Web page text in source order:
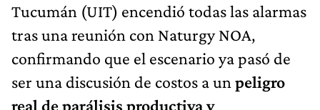
Tucumán (UIT) encendió todas las alarmas
tras una reunión con Naturgy NOA,
confirmando que el escenario ya pasó de
ser una discusión de costos a un peligro
real de parálisis productiva y